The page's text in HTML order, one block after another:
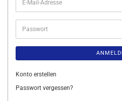
E-
Mail-
Adresse
Passwort
Konto erstellen
Passwort vergessen?